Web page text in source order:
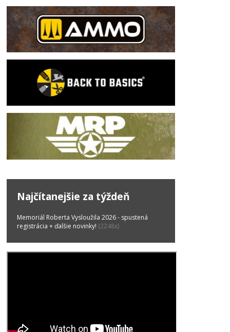
Najčítanejšie za týždeň
Memoriál Roberta Vysloužila 2026 - spustená
registrácia + ďalšie novinky! (2248x)